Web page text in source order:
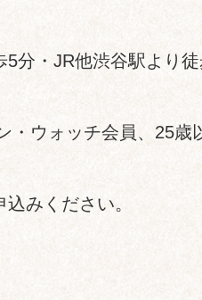
分・JR他渋谷駅より
ウォッチ会員、25歳
みください。